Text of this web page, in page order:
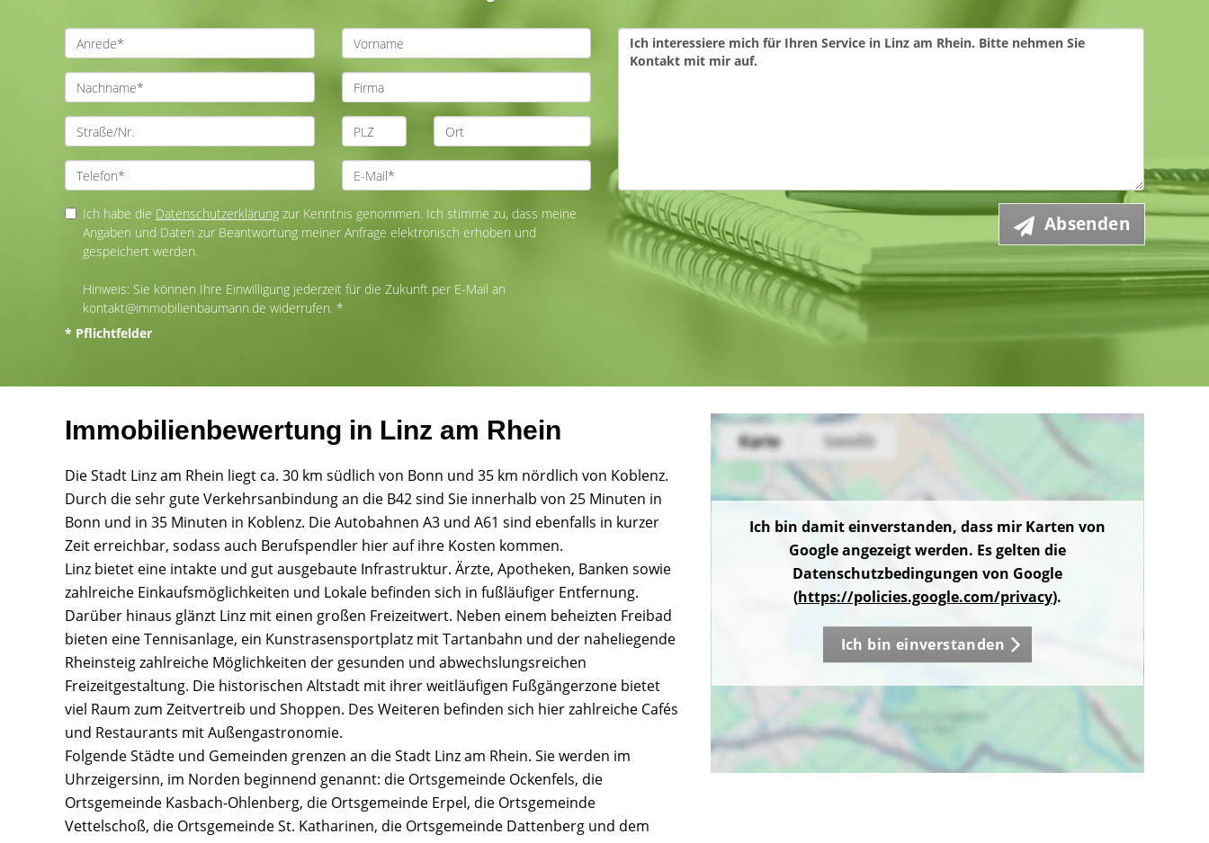
Ich habe die Datenschutzerklärung zur Kenntnis genommen. Ich stimme zu, dass meine
Angaben und Daten zur Beantwortung meiner Anfrage elektronisch erhoben und
gespeichert werden.
Hinweis: Sie können Ihre Einwilligung jederzeit für die Zukunft per E-Mail an
kontakt@immobilienbaumann.de widerrufen. *
* Pflichtfelder
Absenden
Immobilienbewertung in Linz am Rhein
Die Stadt Linz am Rhein liegt ca. 30 km südlich von Bonn und 35 km nördlich von Koblenz.
Durch die sehr gute Verkehrsanbindung an die B42 sind Sie innerhalb von 25 Minuten in
Bonn und in 35 Minuten in Koblenz. Die Autobahnen A3 und A61 sind ebenfalls in kurzer
Zeit erreichbar, sodass auch Berufspendler hier auf ihre Kosten kommen.
Linz bietet eine intakte und gut ausgebaute Infrastruktur. Ärzte, Apotheken, Banken sowie
zahlreiche Einkaufsmöglichkeiten und Lokale befinden sich in fußläufiger Entfernung.
Darüber hinaus glänzt Linz mit einen großen Freizeitwert. Neben einem beheizten Freibad
bieten eine Tennisanlage, ein Kunstrasensportplatz mit Tartanbahn und der naheliegende
Rheinsteig zahlreiche Möglichkeiten der gesunden und abwechslungsreichen
Freizeitgestaltung. Die historischen Altstadt mit ihrer weitläufigen Fußgängerzone bietet
viel Raum zum Zeitvertreib und Shoppen. Des Weiteren befinden sich hier zahlreiche Cafés
und Restaurants mit Außengastronomie.
Folgende Städte und Gemeinden grenzen an die Stadt Linz am Rhein. Sie werden im
Uhrzeigersinn, im Norden beginnend genannt: die Ortsgemeinde Ockenfels, die
Ortsgemeinde Kasbach-Ohlenberg, die Ortsgemeinde Erpel, die Ortsgemeinde
Vettelschoß, die Ortsgemeinde St. Katharinen, die Ortsgemeinde Dattenberg und dem
Ich bin damit einverstanden, dass mir Karten von
Google angezeigt werden. Es gelten die
Datenschutzbedingungen von Google
(https://policies.google.com/privacy).
Ich bin einverstanden